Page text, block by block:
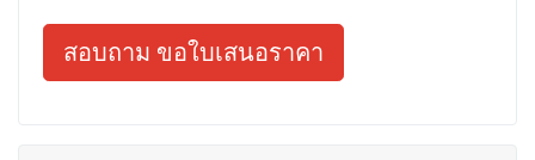
สอบถาม ขอใบเสนอราคา